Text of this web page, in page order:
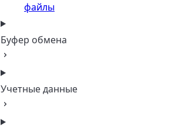
файлы
Буфер обмена
Учетные данные